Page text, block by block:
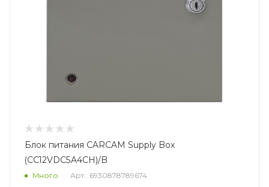
Блок питания CARCAM Supply Box
(CC12VDC5A4CH)/B
Много Арт.: 6930878789674